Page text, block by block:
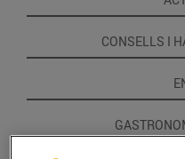
CONSELLS I